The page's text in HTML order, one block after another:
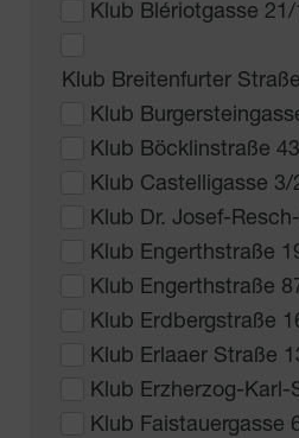
Klub Blériotgasse 21/
Klub Breitenfurter
Klub
Klub Böcklinstraße 43
Klub Castelligasse 3/
Klub Dr. Josef-
Klub Engerthstraße
Klub Engerthstraße
Klub Erdbergstraße
Klub Erlaaer Straße
Klub Erzherzog-Karl-
Klub Faistauergasse